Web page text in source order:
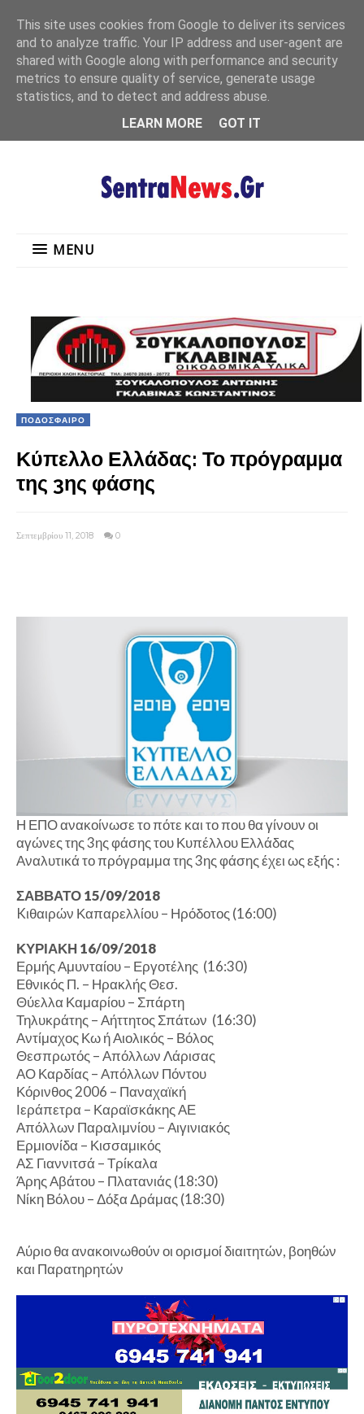
MENU
MENU
ΠΟΔΟΣΦΑΙΡΟ
Κύπελλο Ελλάδας: Το πρόγραμμα
της 3ης φάσης
Σεπτεμβρίου 11, 2018 0
Η ΕΠΟ ανακοίνωσε το πότε και το που θα γίνουν οι
αγώνες της 3ης φάσης του Κυπέλλου Ελλάδας
Αναλυτικά το πρόγραμμα της 3ης φάσης έχει ως εξής :
ΣΑΒΒΑΤΟ 15/09/2018
Kιθαιρών Καπαρελλίου – Ηρόδοτος (16:00)
ΚΥΡΙΑΚΗ 16/09/2018
Ερμής Αμυνταίου – Εργοτέλης (16:30)
Εθνικός Π. – Ηρακλής Θεσ.
Θύελλα Καμαρίου – Σπάρτη
Τηλυκράτης – Αήττητος Σπάτων (16:30)
Αντίμαχος Κω ή Αιολικός – Βόλος
Θεσπρωτός – Απόλλων Λάρισας
ΑΟ Καρδίας – Απόλλων Πόντου
Κόρινθος 2006 – Παναχαϊκή
Ιεράπετρα – Καραϊσκάκης ΑΕ
Απόλλων Παραλιμνίου – Αιγινιακός
Ερμιονίδα – Κισσαμικός
ΑΣ Γιαννιτσά – Τρίκαλα
Άρης Αβάτου – Πλατανιάς (18:30)
Νίκη Βόλου – Δόξα Δράμας (18:30)
Αύριο θα ανακοινωθούν οι ορισμοί διαιτητών, βοηθών
και Παρατηρητών
This site uses cookies from Google to deliver its services
and to analyze traffic. Your IP address and user-agent are
shared with Google along with performance and security
metrics to ensure quality of service, generate usage
statistics, and to detect and address abuse.
LEARN MORE
GOT IT